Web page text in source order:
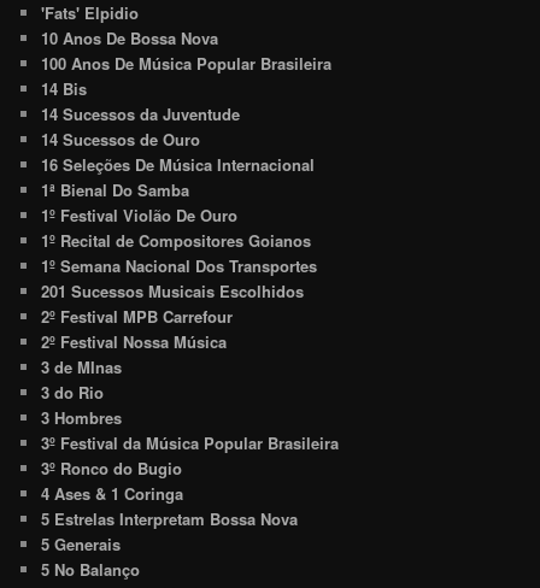
'Fats' Elpidio
10 Anos De Bossa Nova
100 Anos De Música Popular Brasileira
14 Bis
14 Sucessos da Juventude
14 Sucessos de Ouro
16 Seleções De Música Internacional
1ª Bienal Do Samba
1º Festival Violão De Ouro
1º Recital de Compositores Goianos
1º Semana Nacional Dos Transportes
201 Sucessos Musicais Escolhidos
2º Festival MPB Carrefour
2º Festival Nossa Música
3 de MInas
3 do Rio
3 Hombres
3º Festival da Música Popular Brasileira
3º Ronco do Bugio
4 Ases & 1 Coringa
5 Estrelas Interpretam Bossa Nova
5 Generais
5 No Balanço